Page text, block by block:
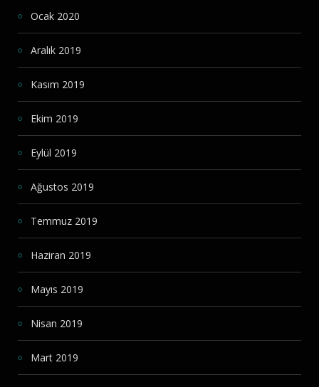
Ocak 2020
Aralık 2019
Kasım 2019
Ekim 2019
Eylül 2019
Ağustos 2019
Temmuz 2019
Haziran 2019
Mayıs 2019
Nisan 2019
Mart 2019